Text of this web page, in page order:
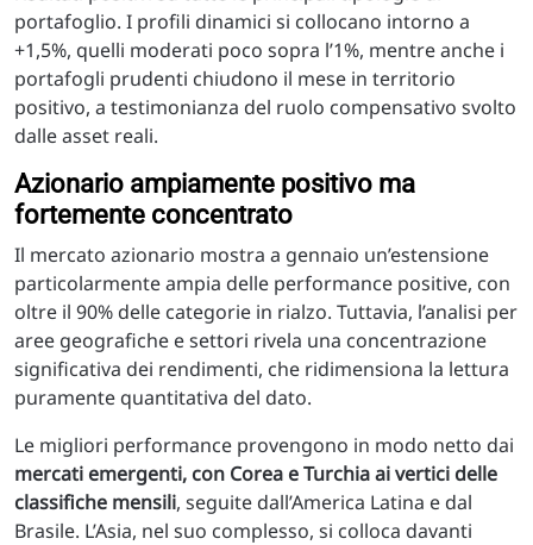
portafoglio. I profili dinamici si collocano intorno a
+1,5%, quelli moderati poco sopra l’1%, mentre anche i
portafogli prudenti chiudono il mese in territorio
positivo, a testimonianza del ruolo compensativo svolto
dalle asset reali.
Azionario ampiamente positivo ma
fortemente concentrato
Il mercato azionario mostra a gennaio un’estensione
particolarmente ampia delle performance positive, con
oltre il 90% delle categorie in rialzo. Tuttavia, l’analisi per
aree geografiche e settori rivela una concentrazione
significativa dei rendimenti, che ridimensiona la lettura
puramente quantitativa del dato.
Le migliori performance provengono in modo netto dai
mercati emergenti, con Corea e Turchia ai vertici delle
classifiche mensili, seguite dall’America Latina e dal
Brasile. L’Asia, nel suo complesso, si colloca davanti